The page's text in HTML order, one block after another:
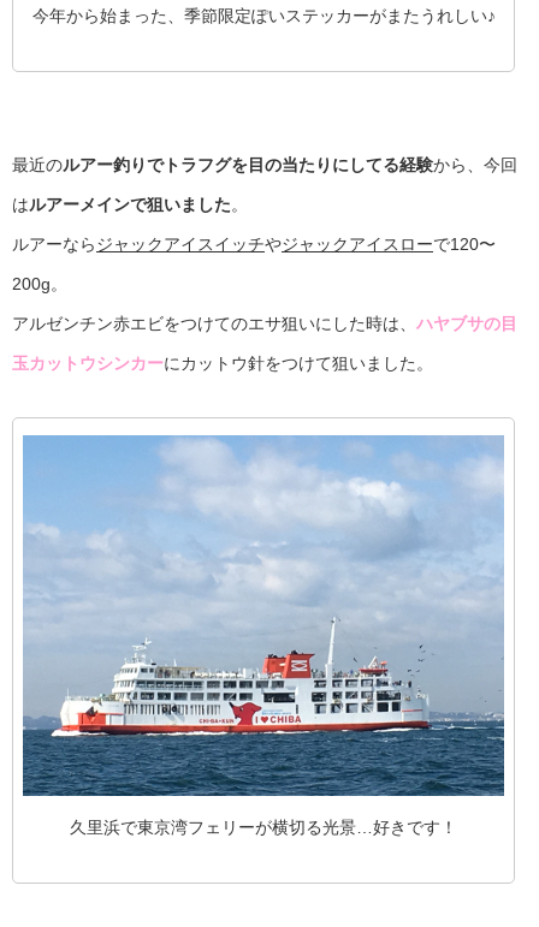
今年から始まった、季節限定ぽいステッカーがまたうれしい♪
最近のルアー釣りでトラフグを目の当たりにしてる経験から、今回
はルアーメインで狙いました。
ルアーならジャックアイスイッチやジャックアイスローで120〜
200g。
アルゼンチン赤エビをつけてのエサ狙いにした時は、 ハヤブサの目
玉カットウシンカーにカットウ針をつけて狙いました。
久里浜で東京湾フェリーが横切る光景…好きです！